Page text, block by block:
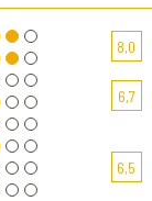
8,0
6,7
6,5